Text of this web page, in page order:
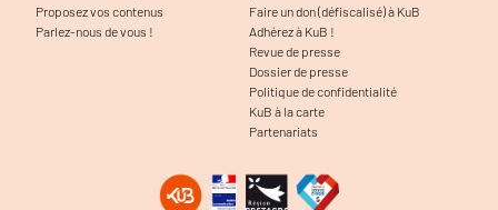
Proposez vos contenus
Parlez-nous de vous !
Faire un don (défiscalisé) à KuB
Adhérez à KuB !
Revue de presse
Dossier de presse
Politique de confidentialité
KuB à la carte
Partenariats